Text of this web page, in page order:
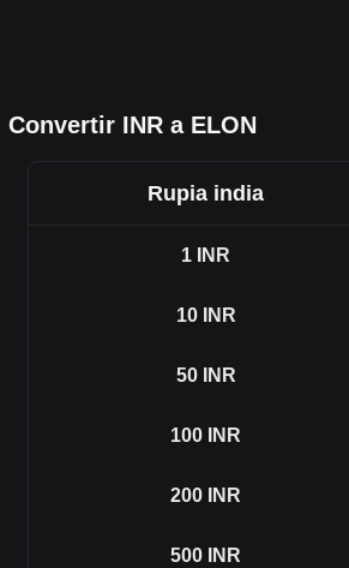
Convertir INR a ELON
Rupia india
1 INR
10 INR
50 INR
100 INR
200 INR
500 INR